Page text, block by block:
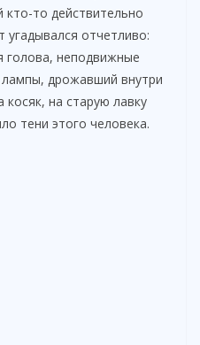
кто-то действительно
угадывался отчетливо:
голова, неподвижные
дрожавший внутри
на старую лавку
тени этого человека.